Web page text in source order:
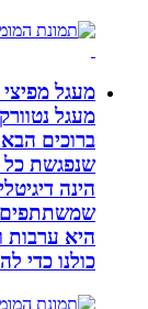
מעגל מפיצי האור
מעגל נטוורקינג
ברוכים הבאים
שנפגשת כל
הינה דיגיטלית,
שמשתתפים בה :
היא ערבות
כולנו כדי